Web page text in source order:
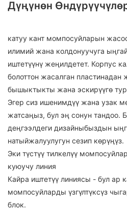
Дүңүнөн
катуу кант момпосуйларын
илимий жана колдонуучуга
иштетүүнү жеңилдетет. Корпус
болоттон жасалган пластинадан
бышыктыкты жана эскирүүгө
Эгер сиз ишенимдүү жана узак
жатсаңыз, бул эң сонун тандоо.
деңгээлдеги дизайныбыздын
натыйжалуулугун сезип көрүңүз.
Эки түстүү тилкелүү
куюучу линия
Кайра иштетүү линиясы - бул ар
момпосуйларды үзгүлтүксүз
блок.